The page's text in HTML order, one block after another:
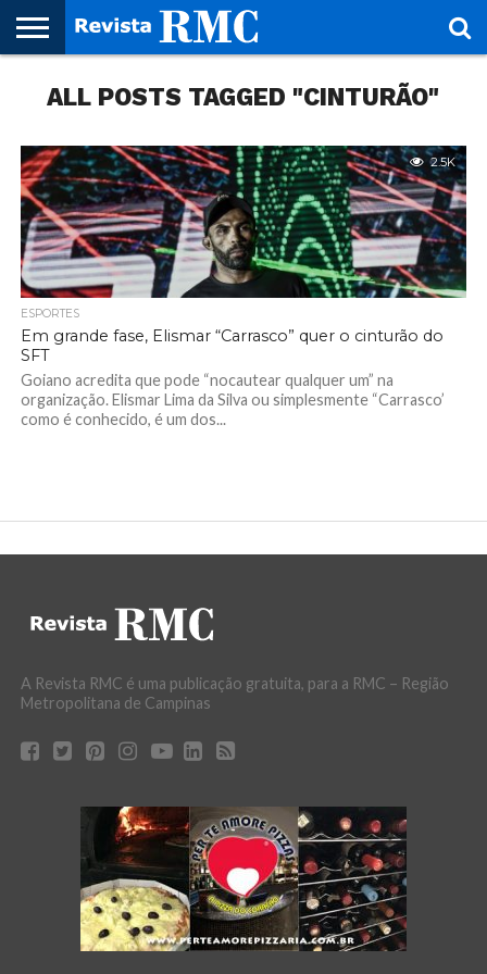
REVISTA
RMC
PROJETO
CULTURAL
RMC – 20
CIDADES
ARTE &
CULTURA
NOTÍCIAS
CORPORATIVAS
EDIÇÕES
ANTERIORES
PARCEIROS
FAÇA
O
FALE
CONOSCO
ALL POSTS TAGGED "CINTURÃO"
2.5K
ESPORTES
Em grande fase, Elismar “Carrasco” quer o cinturão do
SFT
Goiano acredita que pode “nocautear qualquer um” na
organização. Elismar Lima da Silva ou simplesmente “Carrasco’
como é conhecido, é um dos...
A Revista RMC é uma publicação gratuita, para a RMC – Região
Metropolitana de Campinas